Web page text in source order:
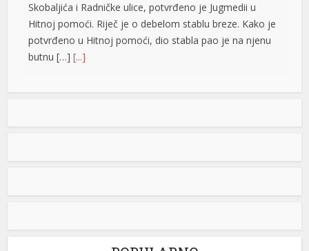
Skobaljića i Radničke ulice, potvrđeno je Jugmedii u
Hitnoj pomoći. Riječ je o debelom stablu breze. Kako je
potvrđeno u Hitnoj pomoći, dio stabla pao je na njenu
butnu […][...]
Snimak s Jadrana izazvao bijes javnosti: Muškarac džet
Snimak s Kraljičine plaže u Ninu izazvao je
kako osoba na džet skiju prilazi